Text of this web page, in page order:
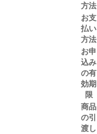
方法
お支
払い
方法
お申
込み
の有
効期
限
商品
の引
渡し